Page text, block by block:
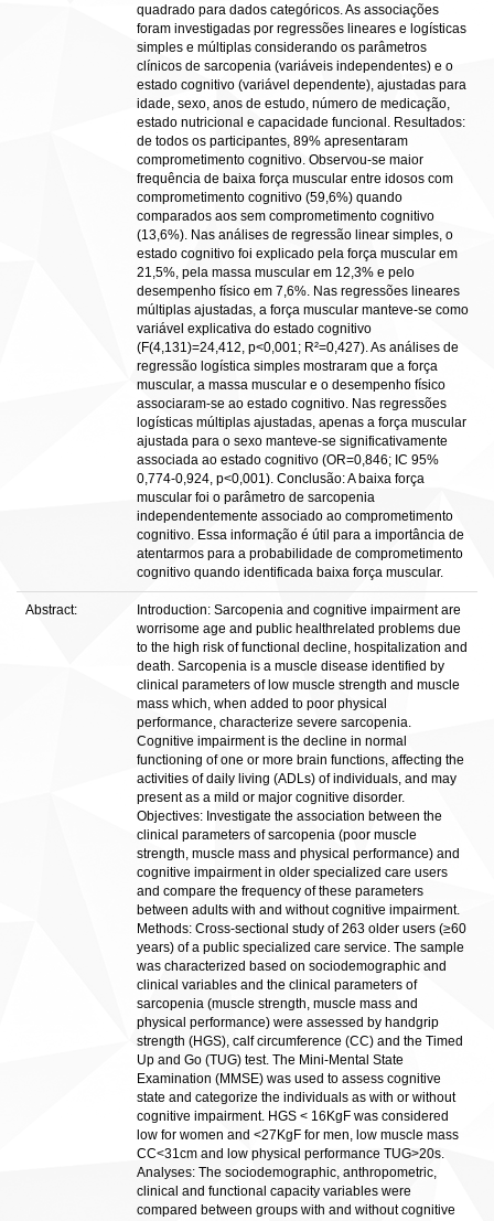
quadrado para dados categóricos. As associações
foram investigadas por regressões lineares e logísticas
simples e múltiplas considerando os parâmetros
clínicos de sarcopenia (variáveis independentes) e o
estado cognitivo (variável dependente), ajustadas para
idade, sexo, anos de estudo, número de medicação,
estado nutricional e capacidade funcional. Resultados:
de todos os participantes, 89% apresentaram
comprometimento cognitivo. Observou-se maior
frequência de baixa força muscular entre idosos com
comprometimento cognitivo (59,6%) quando
comparados aos sem comprometimento cognitivo
(13,6%). Nas análises de regressão linear simples, o
estado cognitivo foi explicado pela força muscular em
21,5%, pela massa muscular em 12,3% e pelo
desempenho físico em 7,6%. Nas regressões lineares
múltiplas ajustadas, a força muscular manteve-se como
variável explicativa do estado cognitivo
(F(4,131)=24,412, p<0,001; R²=0,427). As análises de
regressão logística simples mostraram que a força
muscular, a massa muscular e o desempenho físico
associaram-se ao estado cognitivo. Nas regressões
logísticas múltiplas ajustadas, apenas a força muscular
ajustada para o sexo manteve-se significativamente
associada ao estado cognitivo (OR=0,846; IC 95%
0,774-0,924, p<0,001). Conclusão: A baixa força
muscular foi o parâmetro de sarcopenia
independentemente associado ao comprometimento
cognitivo. Essa informação é útil para a importância de
atentarmos para a probabilidade de comprometimento
cognitivo quando identificada baixa força muscular.
Abstract:
Introduction: Sarcopenia and cognitive impairment are
worrisome age and public healthrelated problems due
to the high risk of functional decline, hospitalization and
death. Sarcopenia is a muscle disease identified by
clinical parameters of low muscle strength and muscle
mass which, when added to poor physical
performance, characterize severe sarcopenia.
Cognitive impairment is the decline in normal
functioning of one or more brain functions, affecting the
activities of daily living (ADLs) of individuals, and may
present as a mild or major cognitive disorder.
Objectives: Investigate the association between the
clinical parameters of sarcopenia (poor muscle
strength, muscle mass and physical performance) and
cognitive impairment in older specialized care users
and compare the frequency of these parameters
between adults with and without cognitive impairment.
Methods: Cross-sectional study of 263 older users (≥60
years) of a public specialized care service. The sample
was characterized based on sociodemographic and
clinical variables and the clinical parameters of
sarcopenia (muscle strength, muscle mass and
physical performance) were assessed by handgrip
strength (HGS), calf circumference (CC) and the Timed
Up and Go (TUG) test. The Mini-Mental State
Examination (MMSE) was used to assess cognitive
state and categorize the individuals as with or without
cognitive impairment. HGS < 16KgF was considered
low for women and <27KgF for men, low muscle mass
CC<31cm and low physical performance TUG>20s.
Analyses: The sociodemographic, anthropometric,
clinical and functional capacity variables were
compared between groups with and without cognitive